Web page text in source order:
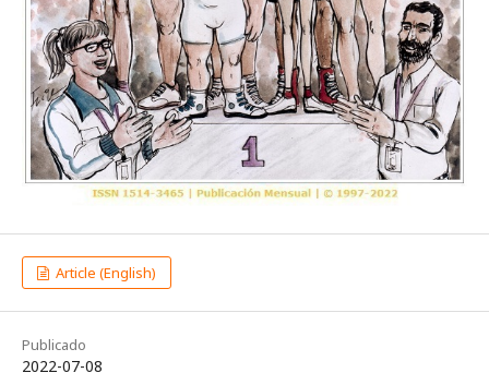
Article (English)
Publicado
2022-07-08